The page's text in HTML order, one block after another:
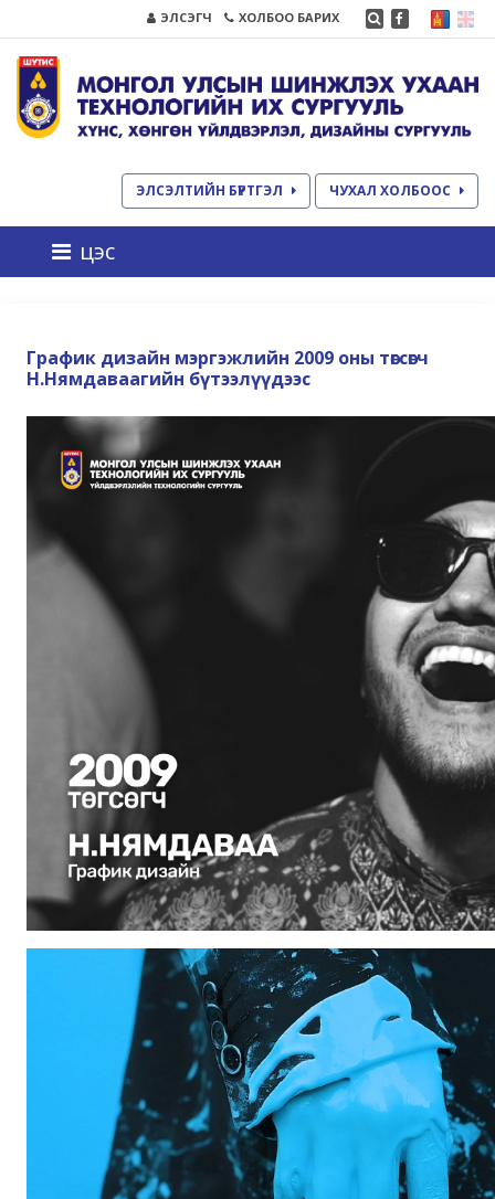
ЭЛСЭГЧ ХОЛБОО БАРИХ
ЭЛСЭЛТИЙН БҮРТГЭЛ ЧУХАЛ ХОЛБООС
цэс
График дизайн мэргэжлийн 2009 оны төгсөгч
Н.Нямдаваагийн бүтээлүүдээс